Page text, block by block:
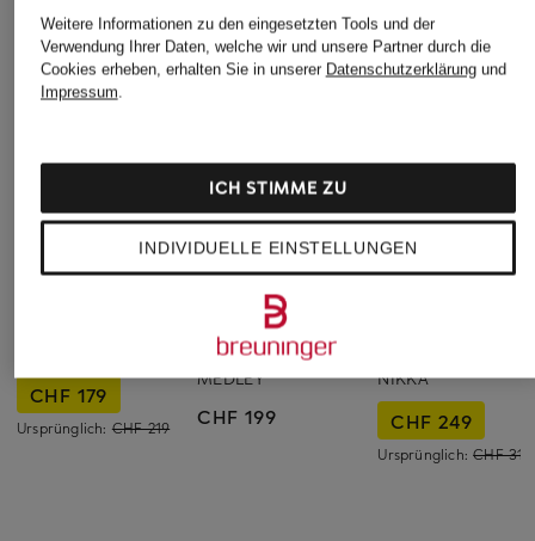
CHF 179
Ursprünglich: CHF 219
DRYKORN
Wide Leg Jeans
MEDLEY
CHF 199
NIKKA
CHF 249
Ursprünglich:CHF 310
Weitere Informationen zu den eingesetzten Tools und der
Verwendung Ihrer Daten, welche wir und unsere Partner durch die
Cookies erheben, erhalten Sie in unserer Datenschutzerklärungund
Impressum.
INDIVIDUELLE EINSTELLUNGEN
ICH STIMME ZU